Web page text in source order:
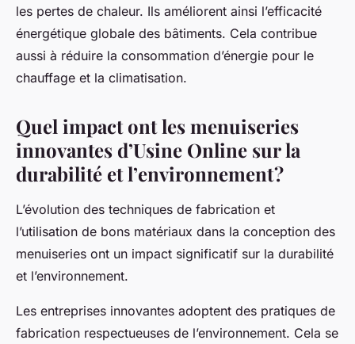
les pertes de chaleur. Ils améliorent ainsi l’efficacité
énergétique globale des bâtiments. Cela contribue
aussi à réduire la consommation d’énergie pour le
chauffage et la climatisation.
Quel impact ont les menuiseries
innovantes d’Usine Online sur la
durabilité et l’environnement ?
L’évolution des techniques de fabrication et
l’utilisation de bons matériaux dans la conception des
menuiseries ont un impact significatif sur la durabilité
et l’environnement.
Les entreprises innovantes adoptent des pratiques de
fabrication respectueuses de l’environnement. Cela se